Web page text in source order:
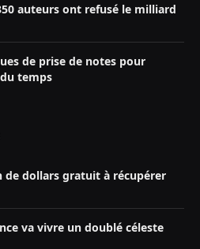
auteurs ont refusé le milliard
de prise de notes pour
temps
de dollars gratuit à récupérer
va vivre un doublé céleste